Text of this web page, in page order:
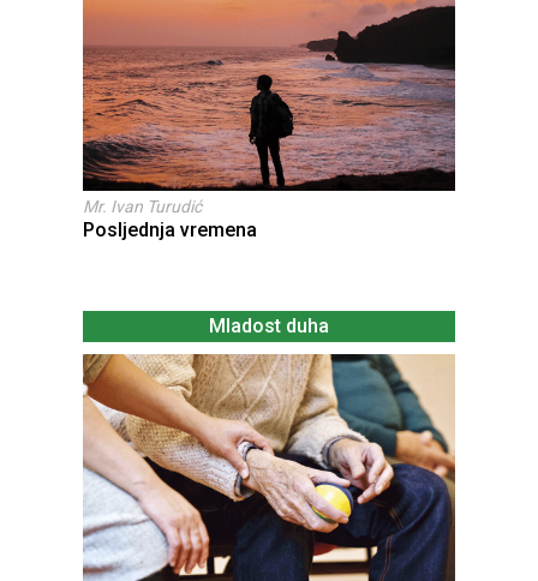
Mr. Ivan Turudić
Posljednja vremena
Mladost duha